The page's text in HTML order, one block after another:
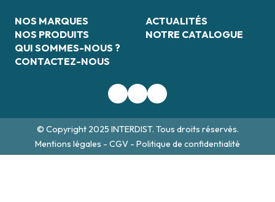
NOS MARQUES
NOS PRODUITS
QUI SOMMES-NOUS ?
CONTACTEZ-NOUS
ACTUALITÉS
NOTRE CATALOGUE
© Copyright 2025 INTERDIST. Tous droits réservés.
Mentions légales - CGV - Politique de confidentialité